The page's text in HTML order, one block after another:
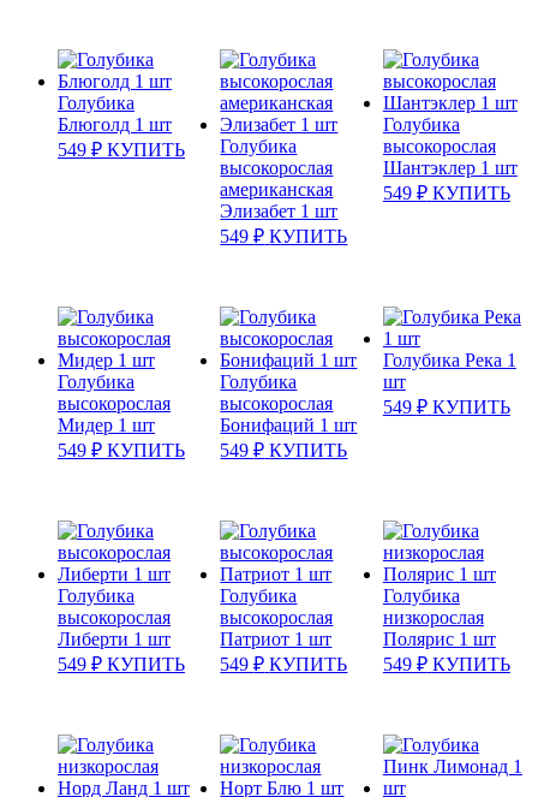
Голубика
Блюголд 1 шт
549 ₽ КУПИТЬ
Голубика
высокорослая
американская
Элизабет 1 шт
549₽ КУПИТЬ
Голубика
высокорослая
Шантэклер 1 шт
549 ₽ КУПИТЬ
Голубика
высокорослая
Мидер 1 шт
549 ₽ КУПИТЬ
Голубика
высокорослая
Бонифаций 1 шт
549₽ КУПИТЬ
Голубика Река 1
шт
549 ₽ КУПИТЬ
Голубика
высокорослая
Либерти 1 шт
549 ₽ КУПИТЬ
Голубика
высокорослая
Патриот 1 шт
549₽ КУПИТЬ
Голубика
низкорослая
Полярис 1 шт
549 ₽ КУПИТЬ